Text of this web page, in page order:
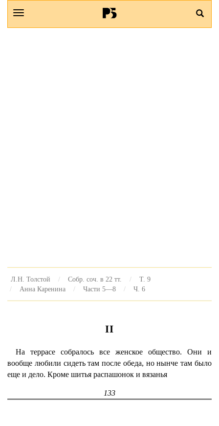
Л.Н. Толстой Собр. соч. в 22 тт.
Т. 9
Анна Каренина
Части 5—8 Ч. 6
II
На террасе собралось все женское общество. Они и
вообще любили сидеть там после обеда, но нынче там было
еще и дело. Кроме шитья распашонок и вязанья
133